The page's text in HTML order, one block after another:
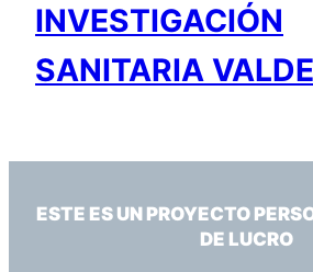
INVESTIGACIÓN
SANITARIA
ESTE ES UN PROYECTO
DE LUCRO